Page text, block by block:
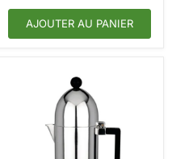
AJOUTER AU PANIER